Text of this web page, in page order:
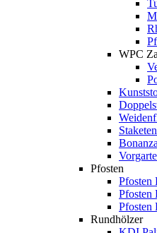
WPC
Pfosten
Pfosten
Pfosten
Pfosten
Rundhölzer